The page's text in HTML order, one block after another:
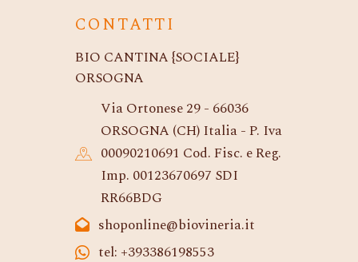
CONTATTI
BIO CANTINA {SOCIALE}
ORSOGNA
Via Ortonese 29 - 66036
ORSOGNA (CH) Italia - P. Iva
00090210691 Cod. Fisc. e Reg.
Imp. 00123670697 SDI
RR66BDG
shoponline@biovineria.it
tel: +393386198553